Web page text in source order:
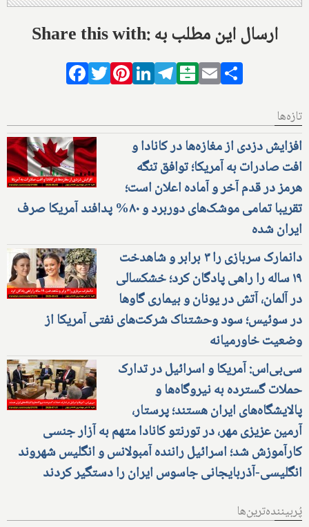
Share this with: ارسال این مطلب به
Facebook
TwitterPinterestLinkedIn
Telegram
Balatarin
Email
تازه‌ها
افزایش دزدی از مغازه‌ها در کانادا و
افت صادرات به آمریکا؛ توافق تنگه
هرمز در قدم آخر و آماده اعلان است؛
تقریبا تمامی موشک‌های دوربرد و ۸۰% پدافند آمریکا صرف
ایران شده
دانمارک سربازی را ۳ برابر و شاهدخت
۱۹ ساله را راهی پادگان کرد؛ خشکسالی
در آلمان، آتش در یونان و بیماری گاوها
در سوئیس؛ سود وحشتناک شرکت‌های نفتی آمریکا از
وضعیت خاورمیانه
سی‌بی‌اس: آمریکا و اسرائیل در تدارک
حملات گسترده به نیروگاه‌ها و
پالایشگاه‌های ایران هستند؛ پرستار،
آرمین عزیزی مهر، در تورنتو کانادا متهم به آزار جنسی
کارآموزش شد؛ اسرائیل راننده آمبولانس و انگلیس شهروند
انگلیسی-آذربایجانی جاسوس ایران را دستگیر کردند
پُربیننده‌ترین‌ها